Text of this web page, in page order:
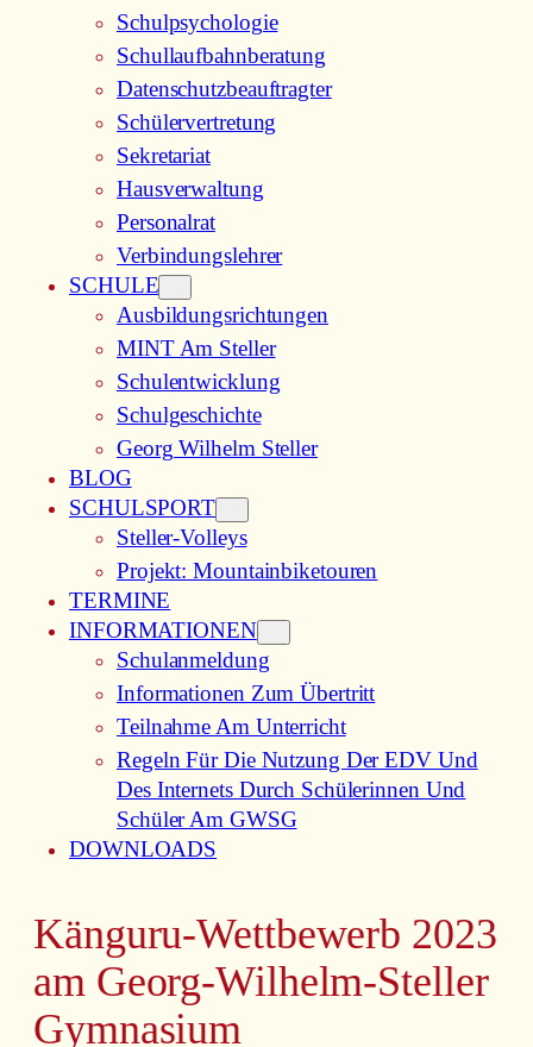
Schulpsychologie
Schullaufbahnberatung
Datenschutzbeauftragter
Schülervertretung
Sekretariat
Hausverwaltung
Personalrat
Verbindungslehrer
SCHULE
Ausbildungsrichtungen
MINT Am Steller
Schulentwicklung
Schulgeschichte
Georg Wilhelm Steller
BLOG
SCHULSPORT
Steller-Volleys
Projekt: Mountainbiketouren
TERMINE
INFORMATIONEN
Schulanmeldung
Informationen Zum Übertritt
Teilnahme Am Unterricht
Regeln Für Die Nutzung Der EDV Und
Des Internets Durch Schülerinnen Und
Schüler Am GWSG
DOWNLOADS
Känguru-Wettbewerb 2023
am Georg-Wilhelm-Steller
Gymnasium